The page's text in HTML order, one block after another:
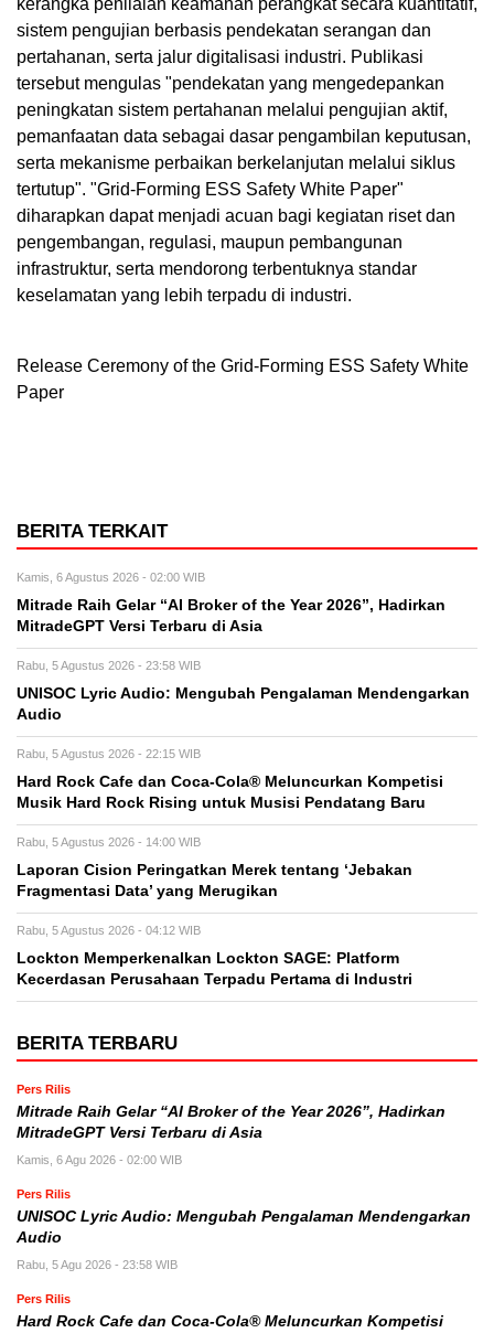
kerangka penilaian keamanan perangkat secara kuantitatif,
sistem pengujian berbasis pendekatan serangan dan
pertahanan, serta jalur digitalisasi industri. Publikasi
tersebut mengulas "pendekatan yang mengedepankan
peningkatan sistem pertahanan melalui pengujian aktif,
pemanfaatan data sebagai dasar pengambilan keputusan,
serta mekanisme perbaikan berkelanjutan melalui siklus
tertutup". "Grid-Forming ESS Safety White Paper"
diharapkan dapat menjadi acuan bagi kegiatan riset dan
pengembangan, regulasi, maupun pembangunan
infrastruktur, serta mendorong terbentuknya standar
keselamatan yang lebih terpadu di industri.
Release Ceremony of the Grid-Forming ESS Safety White
Paper
BERITA TERKAIT
Kamis, 6 Agustus 2026 - 02:00 WIB
Mitrade Raih Gelar “AI Broker of the Year 2026”, Hadirkan
MitradeGPT Versi Terbaru di Asia
Rabu, 5 Agustus 2026 - 23:58 WIB
UNISOC Lyric Audio: Mengubah Pengalaman Mendengarkan
Audio
Rabu, 5 Agustus 2026 - 22:15 WIB
Hard Rock Cafe dan Coca-Cola® Meluncurkan Kompetisi
Musik Hard Rock Rising untuk Musisi Pendatang Baru
Rabu, 5 Agustus 2026 - 14:00 WIB
Laporan Cision Peringatkan Merek tentang ‘Jebakan
Fragmentasi Data’ yang Merugikan
Rabu, 5 Agustus 2026 - 04:12 WIB
Lockton Memperkenalkan Lockton SAGE: Platform
Kecerdasan Perusahaan Terpadu Pertama di Industri
BERITA TERBARU
Pers Rilis
Mitrade Raih Gelar “AI Broker of the Year 2026”, Hadirkan
MitradeGPT Versi Terbaru di Asia
Kamis, 6 Agu 2026 - 02:00 WIB
Pers Rilis
UNISOC Lyric Audio: Mengubah Pengalaman Mendengarkan
Audio
Rabu, 5 Agu 2026 - 23:58 WIB
Pers Rilis
Hard Rock Cafe dan Coca-Cola® Meluncurkan Kompetisi